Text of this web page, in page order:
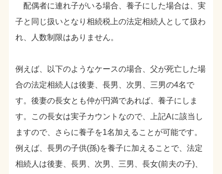
配偶者に連れ子がいる場合、養子にした場合は、実
子と同じ扱いとなり相続税上の法定相続人として扱わ
れ、人数制限はありません。
例えば、以下のようなケースの場合、父が死亡した場
合の法定相続人は後妻、長男、次男、三男の4名で
す。後妻の長女とも仲が円満であれば、養子にしま
す。この長女は実子カウントなので、上記Aに該当し
ますので、さらに養子を1名加えることが可能です。
例えば、長男の子供(孫)を養子に加えることで、法定
相続人は後妻、長男、次男、三男、長女(前夫の子)、